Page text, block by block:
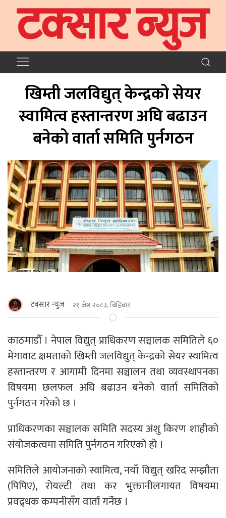
खिम्ती जलविद्युत् केन्द्रको सेयर
स्वामित्व हस्तान्तरण अघि बढाउन
बनेको वार्ता समिति पुर्नगठन
टक्सार न्युज २१ जेष्ठ २०८३, बिहिबार
काठमाडाैँ । नेपाल विद्युत् प्राधिकरण सञ्चालक समितिले ६०
मेगावाट क्षमताको खिम्ती जलविद्युत् केन्द्रको सेयर स्वामित्व
हस्तान्तरण र आगामी दिनमा सञ्चालन तथा व्यवस्थापनका
विषयमा छलफल अघि बढाउन बनेको वार्ता समितिको
पुर्नगठन गरेको छ ।
प्राधिकरणका सञ्चालक समिति सदस्य अंशु किरण शाहीको
संयोजकत्वमा समिति पुर्नगठन गरिएको हो ।
समितिले आयोजनाको स्वामित्व, नयाँ विद्युत् खरिद सम्झौता
(पिपिए), रोयल्टी तथा कर भुक्तानीलगायत विषयमा
प्रवद्र्धक कम्पनीसँग वार्ता गर्नेछ ।